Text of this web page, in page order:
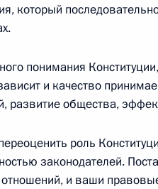
Суда
который
понимания
и качество
развитие общества,
роль
законодателей.
и ваши